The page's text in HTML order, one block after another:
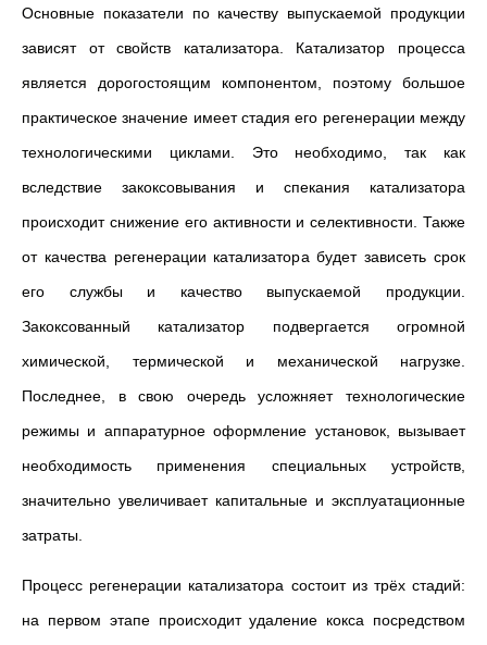
Основные показатели по качеству выпускаемой продукции
зависят от свойств катализатора. Катализатор процесса
является дорогостоящим компонентом, поэтому большое
практическое значение имеет стадия его регенерации между
технологическими циклами. Это необходимо, так как
вследствие закоксовывания и спекания катализатора
происходит снижение его активности и селективности. Также
от качества регенерации катализатора будет зависеть срок
его службы и качество выпускаемой продукции.
Закоксованный катализатор подвергается огромной
химической, термической и механической нагрузке.
Последнее, в свою очередь усложняет технологические
режимы и аппаратурное оформление установок, вызывает
необходимость применения специальных устройств,
значительно увеличивает капитальные и эксплуатационные
затраты.
Процесс регенерации катализатора состоит из трёх стадий:
на первом этапе происходит удаление кокса посредством